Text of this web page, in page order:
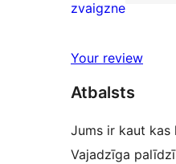
star
0
star
zvaigzne
Your review
Atbalsts
Jums ir kaut kas
Vajadzīga